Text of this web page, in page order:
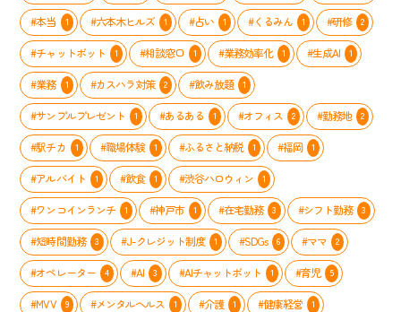
#本当 1 #六本木ヒルズ 1 #占い 1 #くるみん 1 #研修 2
#チャットボット 1 #相談窓口 1 #業務効率化 1 #生成AI 1
#業務 1 #カスハラ対策 2 #飲み放題 1
#サンプルプレゼント 1 #あるある 1 #オフィス 2 #勤務地 2
#駅チカ 1 #職場体験 1 #ふるさと納税 1 #福岡 1
#アルバイト 1 #飲食 1 #渋谷ハロウィン 1
#ワンコインランチ 1 #神戸市 1 #在宅勤務 3 #シフト勤務 3
#短時間勤務 3 #J-クレジット制度 1 #SDGs 6 #ママ 2
#オペレーター 4 #AI 3 #AIチャットボット 1 #育児 5
#MVV 9 #メンタルヘルス 1 #介護 1 #健康経営 1